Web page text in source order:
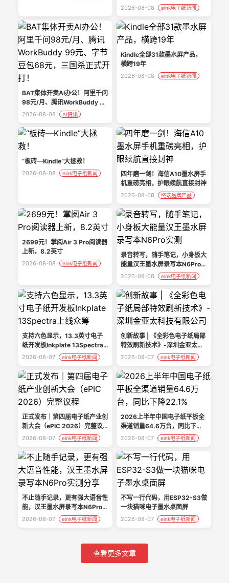
字文具！
2026-08-08 eink电子纸新闻
BAT集体开卖AI办公！阿里千问
98元/月、腾讯WorkBuddy 99
元、字节豆包68元，三国杀正
2026-08-08 AI资讯
Kindle全部31款墨水屏产品，
横跨19年
2026-08-08 eink电子纸新闻
“板砖—Kindle”大拯救！
2026-08-08 eink电子纸新闻
四年磨一剑！海信A10墨水屏手
机重磅亮相，护眼续航直接封神
2026-08-08 终端品牌产品
2699元！掌阅Air 3 Pro阅读器
上新，8.2英寸
2026-08-08 eink电子纸新闻
录音转写，随手笔记，小身板大
能量汉王墨水屏录写本N6Pro实
测
2026-08-08 eink电子纸新闻
支持六色显示，13.3英寸电子
纸开发板Inkplate 13Spectra
上线众筹
2026-08-07 eink电子纸新闻
创新故事 | 《全彩色电子纸局部
特效刷新技术》-深圳金亚太科
技有限公司
2026-08-07 eink电子纸新闻
正式发布｜第四届电子纸产业创
新大会（ePIC 2026）完整议
程
2026-08-07 eink电子纸新闻
2026上半年中国电子纸平板全
渠道销量64.6万台，同比下降
22.1%
2026-08-07 eink电子纸新闻
不止随手记录，更有强大语音性
能，汉王墨水屏录写本N6Pro实
测分享
2026-08-07 eink电子纸新闻
不写一行代码，用ESP32-S3做
一块猫咪电子墨水桌面屏
2026-08-07 eink电子纸新闻
查看更多文章